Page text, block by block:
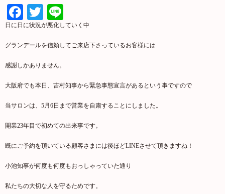
Facebook
Twitter
日に日に状況が悪化していく中
グランデールを信頼してご来店下さっているお客様には
感謝しかありません。
大阪府でも本日、吉村知事から緊急事態宣言があるという事ですので
当サロンは、5月6日まで営業を自粛することにしました。
開業23年目で初めての出来事です。
既にご予約を頂いている顧客さまには後ほどLINEさせて頂きますね！
小池知事が何度も何度もおっしゃっていた通り
私たちの大切な人を守るためです。